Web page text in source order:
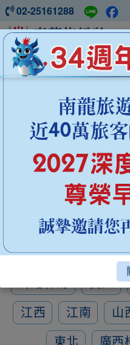
中國旅遊 ‧ 盡在南龍
02-25161288
南疆胡楊
秋冬季節限定
西藏
新疆
江西
江南 山
東北
廣西